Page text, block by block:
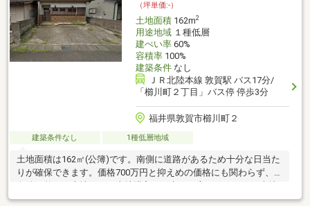
（坪単価:-）
土地面積162m2
用途地域１種低層
建ぺい率60%
容積率100%
建築条件なし
ＪＲ北陸本線 敦賀駅 バス17分/
「櫛川町２丁目」バス停 停歩3分
福井県敦賀市櫛川町２
建築条件なし 1種低層地域
土地面積は162㎡(公簿)です。南側に道路があるため十分な日当た
りが確保できます。価格700万円と抑えめの価格にも関わらず、
がこちらです。住まいに適した周辺環境の整っている住宅用地は